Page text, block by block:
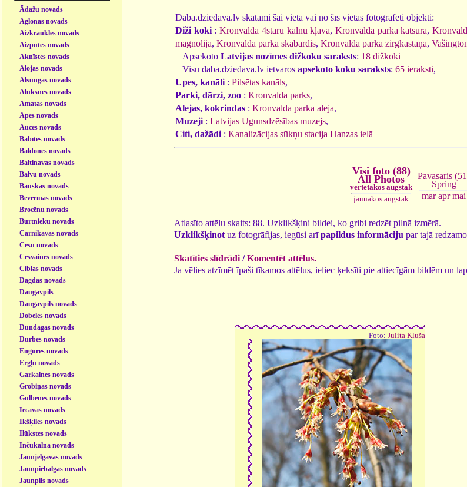
Ādažu novads
Aglonas novads
Aizkraukles novads
Aizputes novads
Aknīstes novads
Alojas novads
Alsungas novads
Alūksnes novads
Amatas novads
Apes novads
Auces novads
Babītes novads
Baldones novads
Baltinavas novads
Balvu novads
Bauskas novads
Beverīnas novads
Brocēnu novads
Burtnieku novads
Carnikavas novads
Cēsu novads
Cesvaines novads
Ciblas novads
Dagdas novads
Daugavpils
Daugavpils novads
Dobeles novads
Dundagas novads
Durbes novads
Engures novads
Ērgļu novads
Garkalnes novads
Grobiņas novads
Gulbenes novads
Iecavas novads
Ikšķiles novads
Ilūkstes novads
Inčukalna novads
Jaunjelgavas novads
Jaunpiebalgas novads
Jaunpils novads
Daba.dziedava.lv skatāmi šai vietā vai no šīs vietas fotografēti objekti:
Diži koki:Kronvalda 4staru kalnu kļava, Kronvalda parka katsura,
magnolija, Kronvalda parka skābardis, Kronvalda parka zirgkastaņa,
Apsekoto Latvijas nozīmes dižkoku saraksts: 18 dižkoki
Visu daba.dziedava.lv ietvaros apsekoto koku saraksts: 65 ieraksti,
Upes, kanāli : Pilsētas kanāls,
Parki, dārzi, zoo : Kronvalda parks,
Alejas, kokrindas : Kronvalda parka aleja,
Muzeji : Latvijas Ugunsdzēsības muzejs,
Citi, dažādi : Kanalizācijas sūkņu stacija Hanzas ielā
Visi foto (88)
All Photos
vērtētākos augstāk
jaunākos augstāk
Pavasaris
Spring
mar apr mai
Atlasīto attēlu skaits: 88. Uzklikšķini bildei, ko gribi redzēt pilnā izmērā.
Uzklikšķinot uz fotogrāfijas, iegūsi arīpapildus informāciju par tajā
Skatīties slīdrādi /Komentēt attēlus.
Ja vēlies atzīmēt īpaši tīkamos attēlus, ieliec ķeksīti pie attiecīgām bildēm un
Foto: Julita Kluša